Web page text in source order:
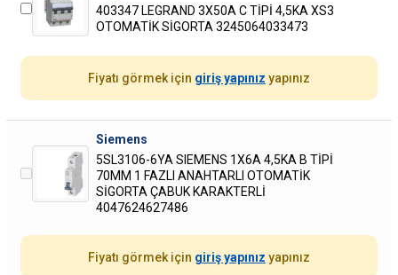
403347 LEGRAND 3X50A C TİPİ 4,5KA XS3
OTOMATİK SİGORTA 3245064033473
Fiyatı görmek için giriş yapınız yapınız
Siemens
5SL3106-6YA SIEMENS 1X6A 4,5KA B TİPİ
70MM 1 FAZLI ANAHTARLI OTOMATİK
SİGORTA ÇABUK KARAKTERLİ
4047624627486
Fiyatı görmek için giriş yapınız yapınız